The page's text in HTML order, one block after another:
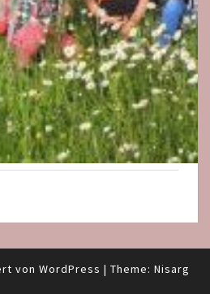
von WordPress | Theme: Nisarg